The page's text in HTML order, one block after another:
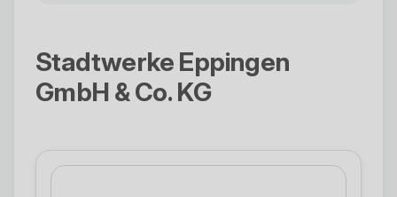
Stadtwerke Eppingen
GmbH & Co. KG